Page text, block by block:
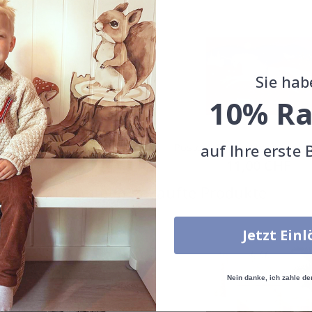
Dream Big Einhorn
Special
Price
11,00 CHF
Poster - Einhorn Abenteuer
Zusammen gekaufte Produkte
Sie
10%
auf Ihre erste
Jetzt
Nein danke, ich zahle